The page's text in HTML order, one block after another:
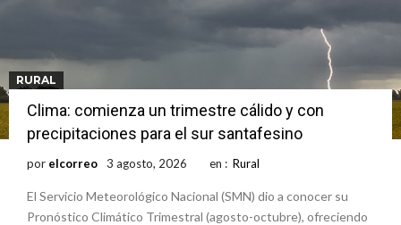
RURAL
Clima: comienza un trimestre cálido y con
precipitaciones para el sur santafesino
por elcorreo 3 agosto, 2026 en : Rural
El Servicio Meteorológico Nacional (SMN) dio a conocer su
Pronóstico Climático Trimestral (agosto-octubre), ofreciendo